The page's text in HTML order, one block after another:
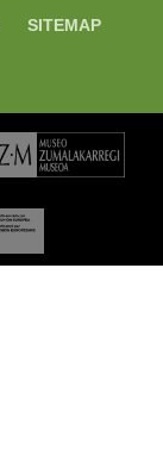
SITEMAP